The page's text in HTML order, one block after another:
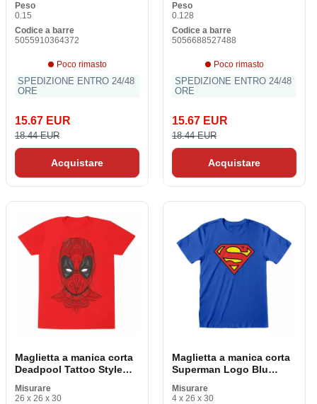
Peso
0.15
Codice a barre
5055910364372
Poco rimasto
SPEDIZIONE ENTRO 24/48
ORE
15.67 EUR
18.44 EUR
Acquistare
Peso
0.128
Codice a barre
5056688527488
Poco rimasto
SPEDIZIONE ENTRO 24/48
ORE
15.67 EUR
18.44 EUR
Acquistare
Maglietta a manica corta
Deadpool Tattoo Style
Misurare
26 x 26 x 30
Maglietta a manica corta
Superman Logo Blu
Misurare
4 x 26 x 30